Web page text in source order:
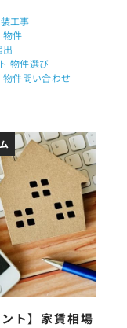
工事
物件
出
物件選び
件問い合わせ
ント】家賃相場